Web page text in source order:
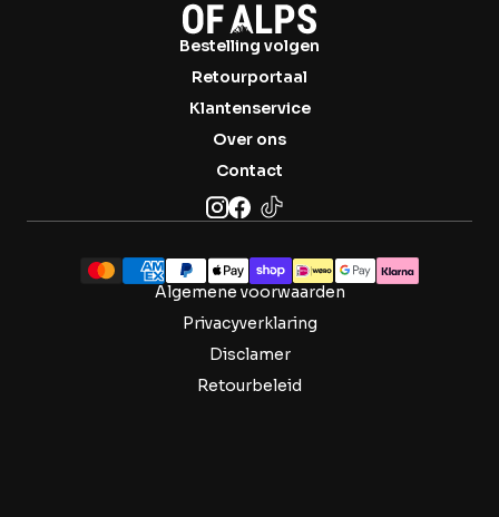
Bestelling volgen
Retourportaal
Klantenservice
Over ons
Contact
Algemene voorwaarden
Privacyverklaring
Disclamer
Retourbeleid